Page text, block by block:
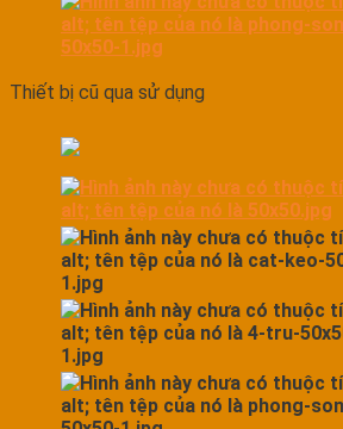
Thiết bị cũ qua sử dụng